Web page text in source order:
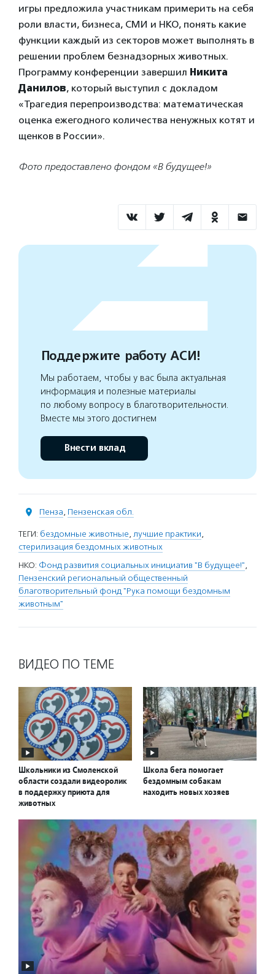
игры предложила участникам примерить на себя
роли власти, бизнеса, СМИ и НКО, понять какие
функции каждый из секторов может выполнять в
решении проблем безнадзорных животных.
Программу конференции завершил Никита
Данилов, который выступил с докладом
«Трагедия перепроизводства: математическая
оценка ежегодного количества ненужных котят и
щенков в России».
Фото предоставлено фондом «В будущее!»
Поддержите работу АСИ!
Мы работаем, чтобы у вас была актуальная
информация и полезные материалы
по любому вопросу в благотворительности.
Вместе мы этого достигнем
Внести вклад
Пенза, Пензенская обл.
ТЕГИ: бездомные животные, лучшие практики,
стерилизация бездомных животных
НКО: Фонд развития социальных инициатив "В будущее!",
Пензенский региональный общественный
благотворительный фонд "Рука помощи бездомным
животным"
ВИДЕО ПО ТЕМЕ
Школьники из Смоленской
области создали видеоролик
в поддержку приюта для
животных
Школа бега помогает
бездомным собакам
находить новых хозяев